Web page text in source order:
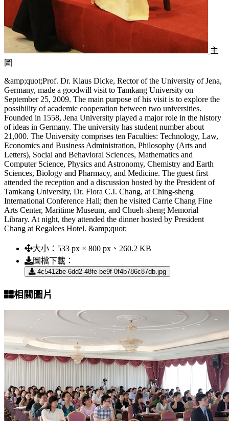
主
圖
&amp;quot;Prof. Dr. Klaus Dicke, Rector of the University of Jena,
Germany, made a goodwill visit to Tamkang University on
September 25, 2009. The main purpose of his visit is to explore the
possibility of academic cooperation between two universities.
Founded in 1558, Jena University played a major role in the history
of ideas in Germany. The university has student number about
21,000. The University comprises ten Faculties: Technology, Law,
Economics and Business Administration, Philosophy (Arts and
Letters), Social and Behavioral Sciences, Mathematics and
Computer Science, Physics and Astronomy, Chemistry and Earth
Sciences, Biology and Pharmacy, and Medicine. The guest first
attended the reception and a discussion hosted by the President of
Tamkang University, Dr. Flora C.I. Chang, at Ching-sheng
International Conference Hall; then he visited Carrie Chang Fine
Arts Center, Maritime Museum, and Chueh-sheng Memorial
Library. At night, they attended the dinner hosted by President
Chang at Regalees Hotel. &amp;quot;
大小： 533 px × 800 px、260.2 KB
圖檔下載：
4c5412be-6dd2-48fe-be9f-0f4b786c87db.jpg
相關圖片